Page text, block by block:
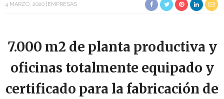
4 MARZO, 2020 EMPRESAS
7.000 m2 de planta productiva y
oficinas totalmente equipado y
certificado para la fabricación de